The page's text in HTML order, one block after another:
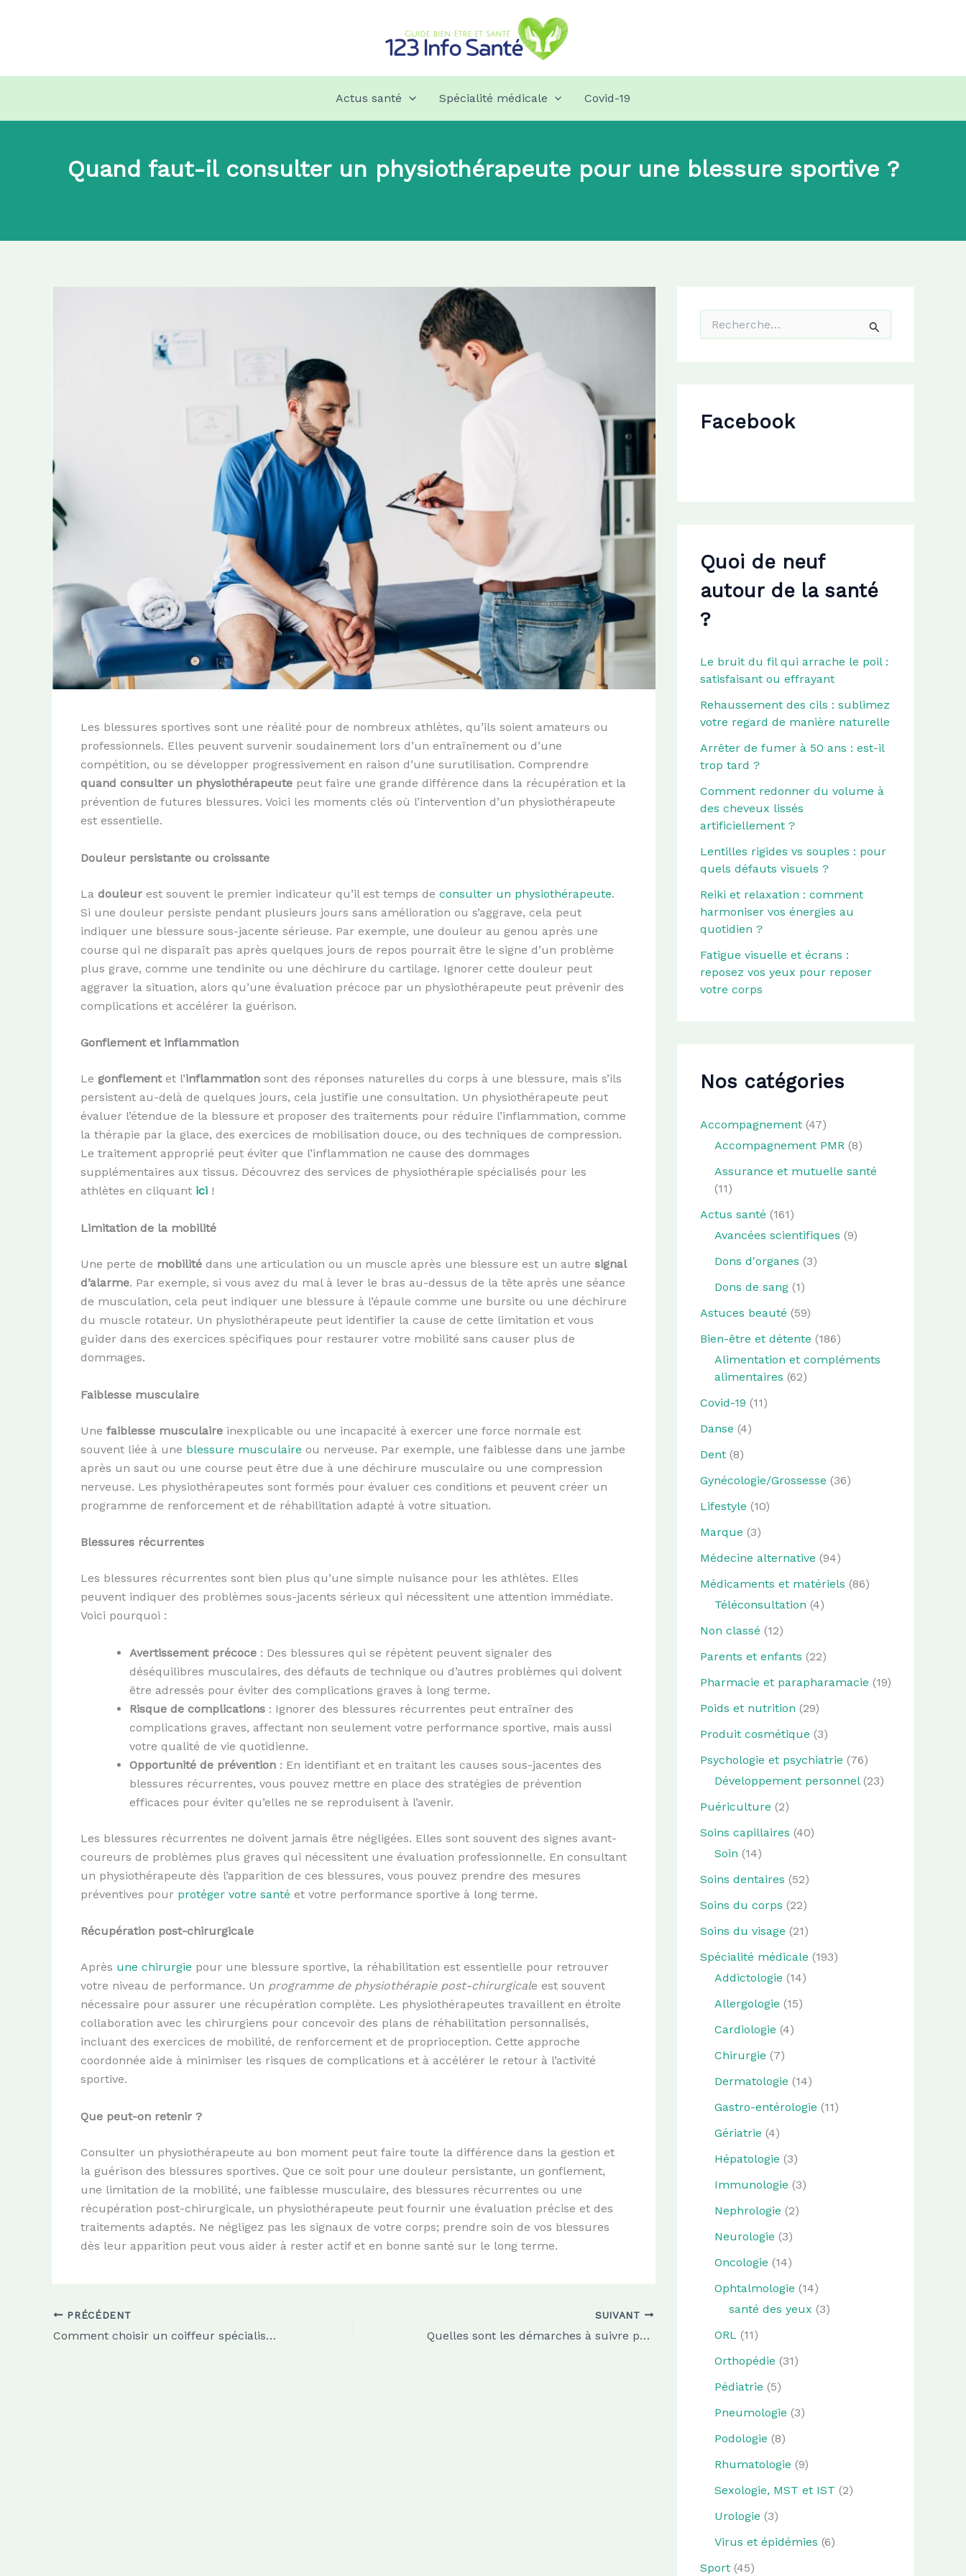
Actus santé Spécialité médicale Covid-19
Quand faut-il consulter un physiothérapeute pour une blessure sportive ?
Les blessures sportives sont une réalité pour de nombreux athlètes, qu’ils soient amateurs ou
professionnels. Elles peuvent survenir soudainement lors d’un entraînement ou d’une
compétition, ou se développer progressivement en raison d’une surutilisation. Comprendre
quand consulter un physiothérapeute peut faire une grande différence dans la récupération et la
prévention de futures blessures. Voici les moments clés où l’intervention d’un physiothérapeute
est essentielle.
Douleur persistante ou croissante
La douleur est souvent le premier indicateur qu’il est temps de consulter un physiothérapeute.
Si une douleur persiste pendant plusieurs jours sans amélioration ou s’aggrave, cela peut
indiquer une blessure sous-jacente sérieuse. Par exemple, une douleur au genou après une
course qui ne disparaît pas après quelques jours de repos pourrait être le signe d’un problème
plus grave, comme une tendinite ou une déchirure du cartilage. Ignorer cette douleur peut
aggraver la situation, alors qu’une évaluation précoce par un physiothérapeute peut prévenir des
complications et accélérer la guérison.
Gonflement et inflammation
Le gonflementet l’inflammation sont des réponses naturelles du corps à une blessure, mais s’ils
persistent au-delà de quelques jours, cela justifie une consultation. Un physiothérapeute peut
évaluer l’étendue de la blessure et proposer des traitements pour réduire l’inflammation, comme
la thérapie par la glace, des exercices de mobilisation douce, ou des techniques de compression.
Le traitement approprié peut éviter que l’inflammation ne cause des dommages
supplémentaires aux tissus. Découvrez des services de physiothérapie spécialisés pour les
athlètes en cliquant ici !
Limitation de la mobilité
Une perte de mobilité dans une articulation ou un muscle après une blessure est un autre signal
d’alarme. Par exemple, si vous avez du mal à lever le bras au-dessus de la tête après une séance
de musculation, cela peut indiquer une blessure à l’épaule comme une bursite ou une déchirure
du muscle rotateur. Un physiothérapeute peut identifier la cause de cette limitation et vous
guider dans des exercices spécifiques pour restaurer votre mobilité sans causer plus de
dommages.
Faiblesse musculaire
Une faiblesse musculaire inexplicable ou une incapacité à exercer une force normale est
souvent liée à une blessure musculaire ou nerveuse. Par exemple, une faiblesse dans une jambe
après un saut ou une course peut être due à une déchirure musculaire ou une compression
nerveuse. Les physiothérapeutes sont formés pour évaluer ces conditions et peuvent créer un
programme de renforcement et de réhabilitation adapté à votre situation.
Blessures récurrentes
Les blessures récurrentes sont bien plus qu’une simple nuisance pour les athlètes. Elles
peuvent indiquer des problèmes sous-jacents sérieux qui nécessitent une attention immédiate.
Voici pourquoi :
Avertissement précoce : Des blessures qui se répètent peuvent signaler des
déséquilibres musculaires, des défauts de technique ou d’autres problèmes qui doivent
être adressés pour éviter des complications graves à long terme.
Risque de complications : Ignorer des blessures récurrentes peut entraîner des
complications graves, affectant non seulement votre performance sportive, mais aussi
votre qualité de vie quotidienne.
Opportunité de prévention : En identifiant et en traitant les causes sous-jacentes des
blessures récurrentes, vous pouvez mettre en place des stratégies de prévention
efficaces pour éviter qu’elles ne se reproduisent à l’avenir.
Les blessures récurrentes ne doivent jamais être négligées. Elles sont souvent des signes avant-
coureurs de problèmes plus graves qui nécessitent une évaluation professionnelle. En consultant
un physiothérapeute dès l’apparition de ces blessures, vous pouvez prendre des mesures
préventives pour protéger votre santé et votre performance sportive à long terme.
Récupération post-chirurgicale
Après une chirurgie pour une blessure sportive, la réhabilitation est essentielle pour retrouver
votre niveau de performance. Un programme de physiothérapie post-chirurgicale est souvent
nécessaire pour assurer une récupération complète. Les physiothérapeutes travaillent en étroite
collaboration avec les chirurgiens pour concevoir des plans de réhabilitation personnalisés,
incluant des exercices de mobilité, de renforcement et de proprioception. Cette approche
coordonnée aide à minimiser les risques de complications et à accélérer le retour à l’activité
sportive.
Que peut-on retenir ?
Consulter un physiothérapeute au bon moment peut faire toute la différence dans la gestion et
la guérison des blessures sportives. Que ce soit pour une douleur persistante, un gonflement,
une limitation de la mobilité, une faiblesse musculaire, des blessures récurrentes ou une
récupération post-chirurgicale, un physiothérapeute peut fournir une évaluation précise et des
traitements adaptés. Ne négligez pas les signaux de votre corps; prendre soin de vos blessures
dès leur apparition peut vous aider à rester actif et en bonne santé sur le long terme.
PRÉCÉDENT
Comment choisir un coiffeur spécialisé en coloration pour votre type de cheveux ?
SUIVANT
Quelles sont les démarches à suivre pour faire aménager son véhicule PMR ?
h
eFacebook
Quoi de neuf
autour de la santé
?
Le bruit du fil qui arrache le poil :
satisfaisant ou effrayant
Rehaussement des cils : sublimez
votre regard de manière naturelle
Arrêter de fumer à 50 ans : est-il
trop tard ?
Comment redonner du volume à
des cheveux lissés
artificiellement ?
Lentilles rigides vs souples : pour
quels défauts visuels ?
Reiki et relaxation : comment
harmoniser vos énergies au
quotidien ?
Fatigue visuelle et écrans :
reposez vos yeux pour reposer
votre corps
Nos catégories
Accompagnement (47)
Accompagnement PMR (8)
Assurance et mutuelle santé
(11)
Actus santé (161)
Avancées scientifiques (9)
Dons d'organes (3)
Dons de sang (1)
Astuces beauté (59)
Bien-être et détente (186)
Alimentation et compléments
alimentaires (62)
Covid-19 (11)
Danse (4)
Dent (8)
Gynécologie/Grossesse (36)
Lifestyle (10)
Marque (3)
Médecine alternative (94)
Médicaments et matériels (86)
Téléconsultation (4)
Non classé (12)
Parents et enfants (22)
Pharmacie et parapharamacie (19)
Poids et nutrition (29)
Produit cosmétique (3)
Psychologie et psychiatrie (76)
Développement personnel(23)
Puériculture (2)
Soins capillaires (40)
Soin (14)
Soins dentaires (52)
Soins du corps (22)
Soins du visage (21)
Spécialité médicale (193)
Addictologie (14)
Allergologie (15)
Cardiologie (4)
Chirurgie (7)
Dermatologie (14)
Gastro-entérologie (11)
Gériatrie (4)
Hépatologie (3)
Immunologie (3)
Nephrologie (2)
Neurologie (3)
Oncologie (14)
Ophtalmologie (14)
santé des yeux (3)
ORL (11)
Orthopédie (31)
Pédiatrie (5)
Pneumologie (3)
Podologie (8)
Rhumatologie (9)
Sexologie, MST et IST (2)
Urologie (3)
Virus et épidémies (6)
Sport (45)